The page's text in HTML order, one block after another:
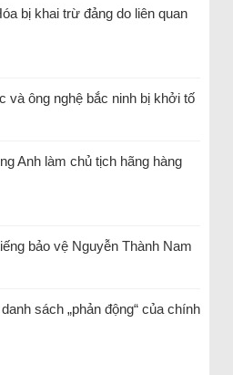
bị khai trừ đảng do liên quan
và ông nghệ bắc ninh bị khởi tố
Anh làm chủ tịch hãng hàng
bảo vệ Nguyễn Thành Nam
sách „phản động“ của chính